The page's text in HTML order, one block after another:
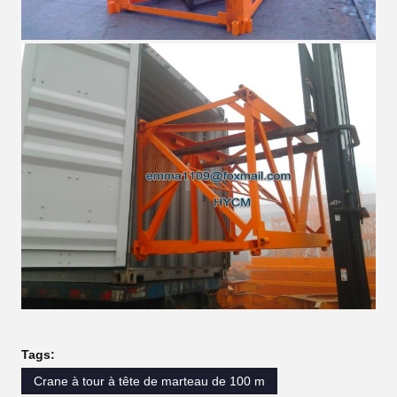
Tags:
Crane à tour à tête de marteau de 100 m